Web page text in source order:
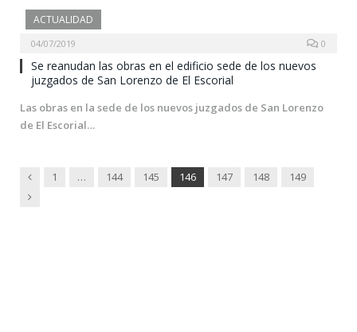
ACTUALIDAD
04/07/2019 0
Se reanudan las obras en el edificio sede de los nuevos
juzgados de San Lorenzo de El Escorial
Las obras en la sede de los nuevos juzgados de San Lorenzo
de El Escorial…
Previous
1 … 144 145 146 147 148
149
Next